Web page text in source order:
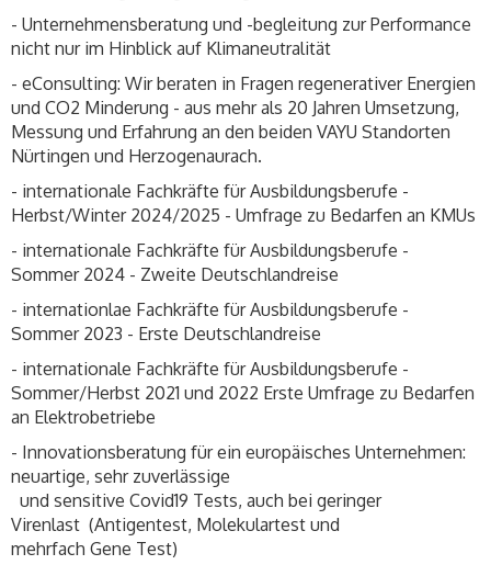
- Unternehmensberatung und -begleitung zur Performance
nicht nur im Hinblick auf Klimaneutralität
- eConsulting: Wir beraten in Fragen regenerativer Energien
und CO2 Minderung - aus mehr als 20 Jahren Umsetzung,
Messung und Erfahrung an den beiden VAYU Standorten
Nürtingen und Herzogenaurach.
- internationale Fachkräfte für Ausbildungsberufe -
Herbst/Winter 2024/2025 - Umfrage zu Bedarfen an KMUs
- internationale Fachkräfte für Ausbildungsberufe -
Sommer 2024 - Zweite Deutschlandreise
- internationlae Fachkräfte für Ausbildungsberufe -
Sommer 2023 - Erste Deutschlandreise
- internationale Fachkräfte für Ausbildungsberufe -
Sommer/Herbst 2021 und 2022 Erste Umfrage zu Bedarfen
an Elektrobetriebe
- Innovationsberatung für ein europäisches Unternehmen:
neuartige, sehr zuverlässige
und sensitive Covid19 Tests, auch bei geringer
Virenlast (Antigentest, Molekulartest und
mehrfach Gene Test)